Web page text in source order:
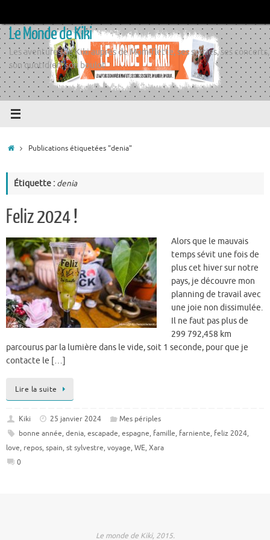
contenu
Le Monde de Kiki
Les aventures de Kiki auprès de Momiflette, ses sorties, ses concerts,
son quotidien, son boulot
AccueilPublications étiquetées "denia"
Étiquette : denia
Feliz 2024 !
Alors que le mauvais
temps sévit une fois de
plus cet hiver sur notre
pays, je découvre mon
planning de travail avec
une joie non dissimulée.
Il ne faut pas plus de
299 792,458 km
parcourus par la lumière dans le vide, soit 1 seconde, pour que je
contacte le […]
Lire la suite
Kiki 25 janvier 2024
Mes périples
bonne année, denia, escapade, espagne, famille, farniente, feliz 2024,
love, repos, spain, st sylvestre, voyage, WE, Xara
0
Le monde de Kiki, 2015.